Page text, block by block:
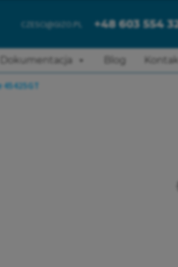
CZESCI@GIZO.PL +48 603 554
Dokumentacja Blog Kontakt
45425GT